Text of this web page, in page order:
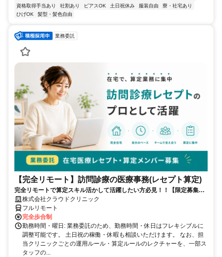
資格取得手当あり
社割あり ピアスOK 土日祝休み 服装自由
寮・社宅あり
ひげOK
髪型・髪色自由
業務委託
【完全リモート】訪問診療の医療事務(レセプト算定)
完全リモートで算定スキル活かして活躍したい方必見！！【限定募集】
完全リモート｜在宅医療レセプト算定（成果報酬型／業務委託）
株式会社クラウドクリニック
フルリモート
完全歩合制
勤務時間・曜日: 業務委託のため、勤務時間・休日はフレキシブルに
調整可能です。 土日祝の稼働・休暇も相談いただけます。 なお、担
当クリニックごとの運用ルール・算定ルールのレクチャーを、一部ス
タッフの...